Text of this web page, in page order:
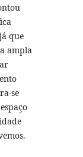
que
ampla
se